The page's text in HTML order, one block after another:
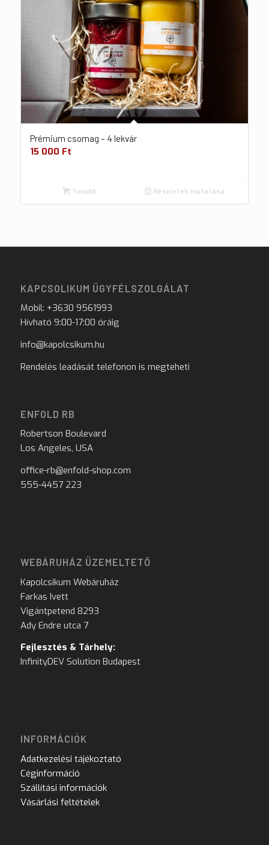
Prémium csomag – 4 lekvár
15 000 Ft
Tovább Részletek mutatása
KAPCSOLIKUM ÜGYFÉLSZOLGÁLAT
Mobil: +3630 9561993
Hívható 9:00-17:00 óráig
info@kapolcsikum.hu
Rendelés leadását telefonon is megteheti
ENFOLD RB
Robertson Boulevard
Los Angeles, USA
office-rb@enfold-shop.com
555-4457 223
WEBÁRUHÁZ ÜZEMELTETŐ
Kapolcsikum Webáruház
Farkas Ivett
Vigántpetend 8293
Ady Endre utca 7
Fejlesztés & Tárhely:
InfinityDEV Solution Budapest
INFORMÁCIÓK
Adatkezelési tájékoztató
Céginformáció
Szállítási információk
Vásárlási feltételek